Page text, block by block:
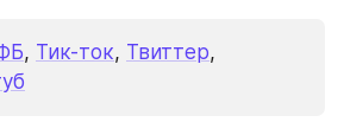
, Тик-ток, Твиттер